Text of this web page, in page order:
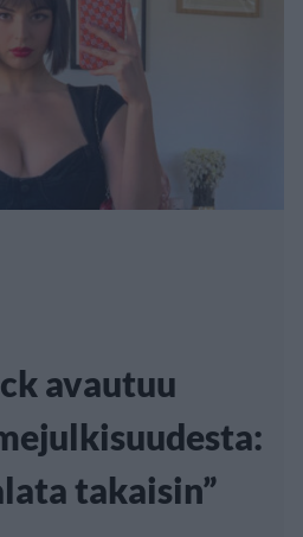
avautuu
takaisin”